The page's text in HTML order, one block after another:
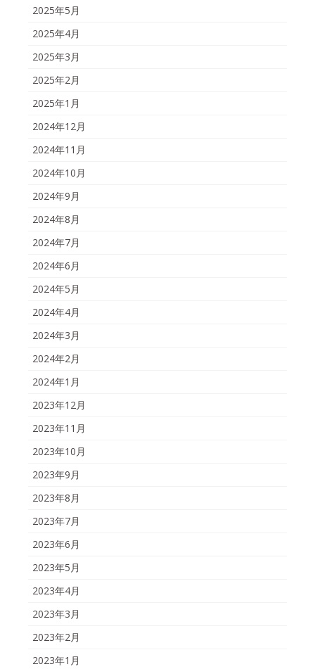
2025年5月
2025年4月
2025年3月
2025年2月
2025年1月
2024年12月
2024年11月
2024年10月
2024年9月
2024年8月
2024年7月
2024年6月
2024年5月
2024年4月
2024年3月
2024年2月
2024年1月
2023年12月
2023年11月
2023年10月
2023年9月
2023年8月
2023年7月
2023年6月
2023年5月
2023年4月
2023年3月
2023年2月
2023年1月